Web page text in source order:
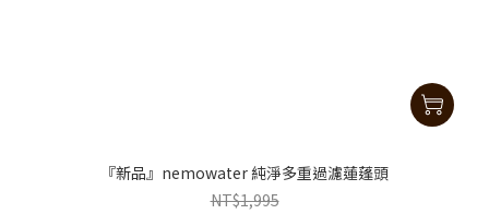
『新品』nemowater 純淨多重過濾蓮蓬頭
NT$1,995